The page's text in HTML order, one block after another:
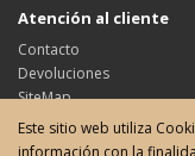
Atención al cliente
Contacto
Devoluciones
SiteMap
Su cuenta
Este sitio web utiliza
información con la